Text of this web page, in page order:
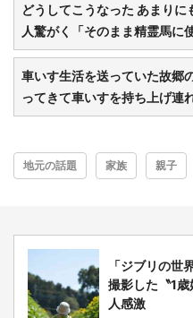
どうしてこうなった あまり
人驚がく「そのまま精霊馬に
車いす生活を送っていた故郷
ってきて車いすを持ち上げ
地元の話題 家族 親子
「ジブリの世
撮影した〝1
人感激